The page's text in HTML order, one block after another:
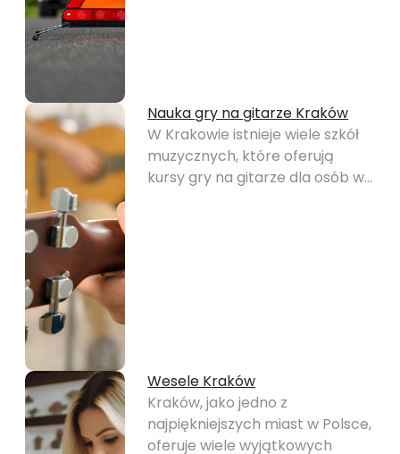
Nauka gry na gitarze Kraków
W Krakowie istnieje wiele szkół
muzycznych, które oferują
kursy gry na gitarze dla osób w…
Wesele Kraków
Kraków, jako jedno z
najpiękniejszych miast w Polsce,
oferuje wiele wyjątkowych